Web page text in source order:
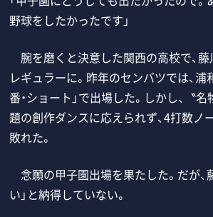
野球をしたかったです」
腕を磨くと決意した関西の高校で、
レギュラーに。昨年のセンバツでは、浦
番・ショート」で出場した。しかし、〝
題の創作ダンスに応えられず、4打数ノ
敗れた。
念願の甲子園出場を果たした。だが、
い」と納得していない。